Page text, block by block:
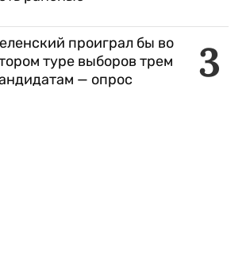
3
проиграл бы во
туре выборов трем
— опрос